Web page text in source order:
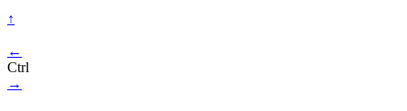
↑
←
Ctrl
→